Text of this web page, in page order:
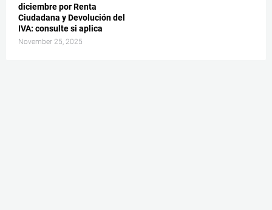
diciembre por Renta
Ciudadana y Devolución del
IVA: consulte si aplica
November 25, 2025